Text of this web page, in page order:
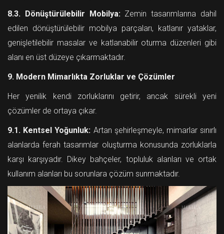
8.3. Dönüştürülebilir Mobilya: Zemin tasarımlarına dahil
edilen dönüştürülebilir mobilya parçaları, katlanır yataklar,
genişletilebilir masalar ve katlanabilir oturma düzenleri gibi
alanı en üst düzeye çıkarmaktadır.
9. Modern Mimarlıkta Zorluklar ve Çözümler
Her yenilik kendi zorluklarını getirir, ancak sürekli yeni
çözümler de ortaya çıkar.
9.1. Kentsel Yoğunluk: Artan şehirleşmeyle, mimarlar sınırlı
alanlarda ferah tasarımlar oluşturma konusunda zorluklarla
karşı karşıyadır. Dikey bahçeler, topluluk alanları ve ortak
kullanım alanları bu sorunlara çözüm sunmaktadır.